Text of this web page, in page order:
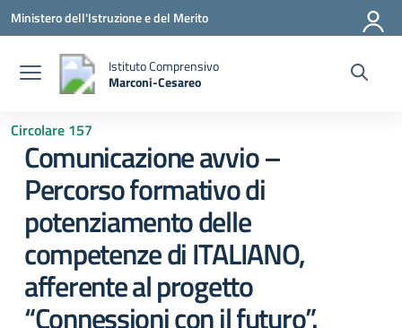
Vai ai contenuti
Vai al menu di navigazione
Vai al footer
Ministero dell'Istruzione e del Merito
Istituto Comprensivo
Marconi-Cesareo
Circolare 157
Comunicazione avvio –
Percorso formativo di
potenziamento delle
competenze di ITALIANO,
afferente al progetto
“Connessioni con il futuro”.